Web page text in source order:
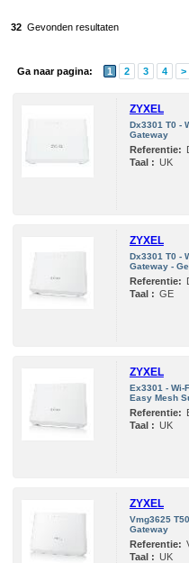
32 Gevonden resultaten
Ga naar pagina: 1 2 3 4 >
ZYXEL
Dx3301 T0 -
Gateway
Referentie:
Taal : UK
ZYXEL
Dx3301 T0 -
Gateway -
Referentie:
Taal : GE
ZYXEL
Ex3301 - Wi-
Easy Mesh
Referentie:
Taal : UK
ZYXEL
Vmg3625
Gateway
Referentie:
Taal : UK